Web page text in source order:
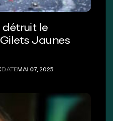
détruit le
Jaunes
DATE MAI 07, 2025